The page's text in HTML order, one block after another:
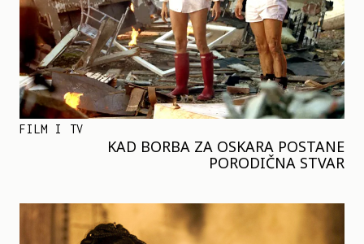
FILM I TV
KAD BORBA ZA OSKARA POSTANE
PORODIČNA STVAR